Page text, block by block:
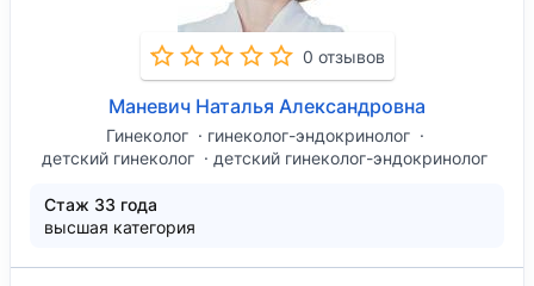
0 отзывов
Маневич Наталья Александровна
Гинеколог
гинеколог-эндокринолог
детский гинеколог
детский гинеколог-эндокринолог
Стаж 33 года
высшая категория